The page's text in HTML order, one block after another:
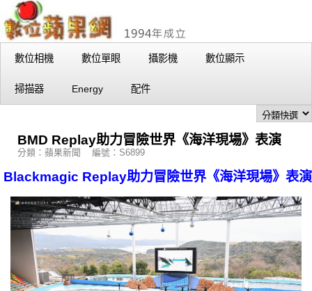
數位相機 數位單眼 攝影機 數位顯示
掃描器 Energy 配件
BMD Replay助力冒險世界《海洋現場》表演
分類：蘋果新聞 編號：S6899
Blackmagic Replay助力冒險世界《海洋現場》表演